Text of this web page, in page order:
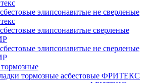
элипсонавитые не сверленые
элипсонавитые сверленые
элипсонавитые не сверленые
тормозные асбестовые ФРИТЕКС